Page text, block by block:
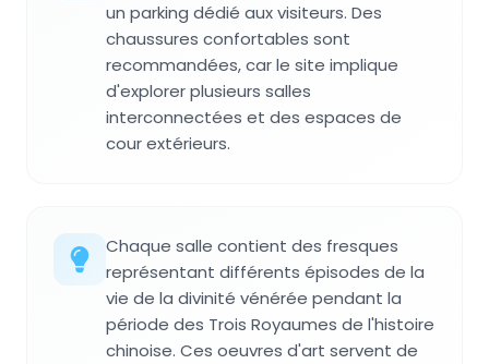
un parking dédié aux visiteurs. Des
chaussures confortables sont
recommandées, car le site implique
d'explorer plusieurs salles
interconnectées et des espaces de
cour extérieurs.
Chaque salle contient des fresques
représentant différents épisodes de la
vie de la divinité vénérée pendant la
période des Trois Royaumes de l'histoire
chinoise. Ces oeuvres d'art servent de